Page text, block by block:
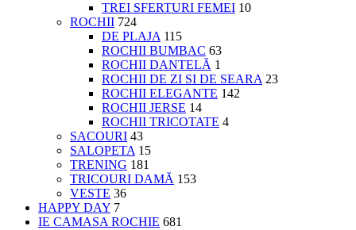
TREI SFERTURI FEMEI 10
ROCHII 724
DE PLAJA 115
ROCHII BUMBAC 63
ROCHII DANTELĂ 1
ROCHII DE ZI SI DE SEARA 23
ROCHII ELEGANTE 142
ROCHII JERSE 14
ROCHII TRICOTATE 4
SACOURI 43
SALOPETA 15
TRENING 181
TRICOURI DAMĂ 153
VESTE 36
HAPPY DAY 7
IE CAMASA ROCHIE 681